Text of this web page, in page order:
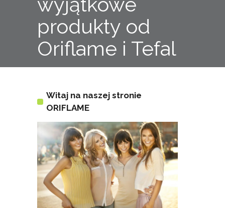
produkty od
Oriflame i Tefal
Witaj na naszej stronie
ORIFLAME